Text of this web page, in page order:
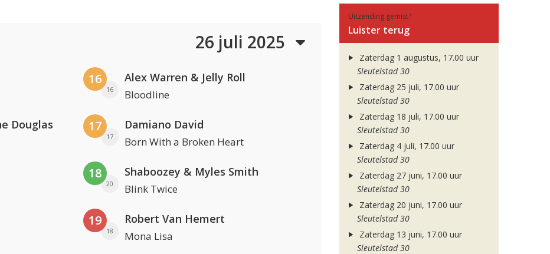
26 juli 2025
Douglas
16
16
Alex Warren & Jelly Roll
Bloodline
17
17
Damiano David
Born With a Broken Heart
18
20
Shaboozey & Myles Smith
Blink Twice
19
18
Robert Van Hemert
Mona Lisa
Uitzending gemist?
Luister terug
Zaterdag 1 augustus, 17.00 uur
Sleutelstad 30
Zaterdag 25 juli, 17.00 uur
Sleutelstad 30
Zaterdag 18 juli, 17.00 uur
Sleutelstad 30
Zaterdag 4 juli, 17.00 uur
Sleutelstad 30
Zaterdag 27 juni, 17.00 uur
Sleutelstad 30
Zaterdag 20 juni, 17.00 uur
Sleutelstad 30
Zaterdag 13 juni, 17.00 uur
Sleutelstad 30